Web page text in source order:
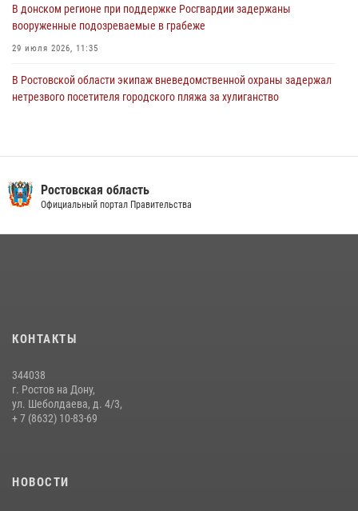
В донском регионе при поддержке Росгвардии задержаны
вооруженные подозреваемые в грабеже
29 июля 2026, 11:35
В Ростовской области экипаж вневедомственной охраны задержал
нетрезвого посетителя городского пляжа за хулиганство
15 июля 2026, 06:39 2
Сотрудники Управления Росгвардии по Ростовской области стали
участниками богослужения и крестного хода
28 июля 2026, 12:46
Ростовская область
Официальный портал Правительства
КОНТАКТЫ
344038
г. Ростов на Дону,
ул. Шеболдаева, д. 4/3,
+ 7 (8632) 10-83-69
НОВОСТИ